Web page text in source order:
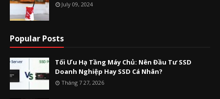
July 09, 2024
Popular Posts
Tối Ưu Hạ Tầng Máy Chủ: Nên Đầu Tư SSD
Doanh Nghiệp Hay SSD Cá Nhân?
Tháng 7 27, 2026